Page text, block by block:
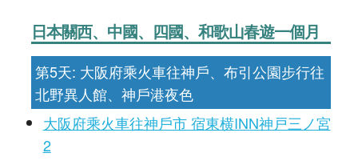
日本關西、中國、四國、和歌山春遊一個月
第5天: 大阪府乘火車往神戶、布引公園步行往
北野異人館、神戶港夜色
大阪府乘火車往神戶市 宿東横INN神戸三ノ宮
2